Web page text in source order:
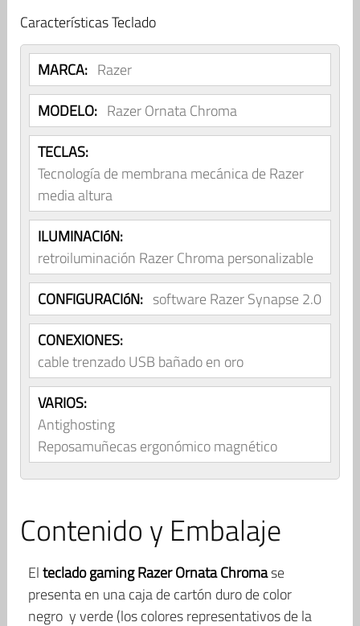
Características Teclado
MARCA: Razer
MODELO: Razer Ornata Chroma
TECLAS:
Tecnología de membrana mecánica de Razer
media altura
ILUMINACIóN:
retroiluminación Razer Chroma personalizable
CONFIGURACIóN: software Razer Synapse 2.0
CONEXIONES:
cable trenzado USB bañado en oro
VARIOS:
Antighosting
Reposamuñecas ergonómico magnético
Contenido y Embalaje
Elteclado gaming Razer Ornata Chromase
presenta en una caja de cartón duro de color
negro y verde (los colores representativos de la